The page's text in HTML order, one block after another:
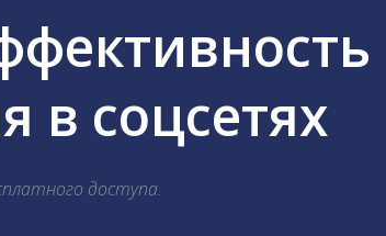
в соцсетях
доступа.